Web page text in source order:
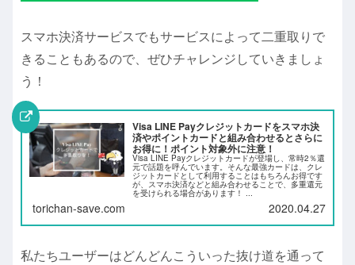
スマホ決済サービスでもサービスによって二重取りで
きることもあるので、ぜひチャレンジしていきましょ
う！
Visa LINE Payクレジットカードをスマホ決
済やポイントカードと組み合わせるとさらに
お得に！ポイント対象外に注意！
Visa LINE Payクレジットカードが登場し、常時2％還
元で話題を呼んでいます。そんな最強カードは、クレ
ジットカードとして利用することはもちろんお得です
が、スマホ決済などと組み合わせることで、多重還元
を受けられる場合があります！ ...
torichan-save.com 2020.04.27
私たちユーザーはどんどんこういった抜け道を通って